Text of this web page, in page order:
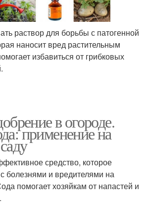
раствор для борьбы с патогенной
наносит вред растительным
избавиться от грибковых
в огороде.
применение на
средство, которое
болезнями и вредителями на
помогает хозяйкам от напастей и